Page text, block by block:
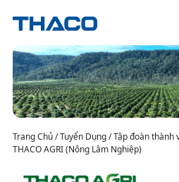
Trang Chủ / Tuyển Dụng / Tập đoàn
THACO AGRI (Nông Lâm Nghiệp)